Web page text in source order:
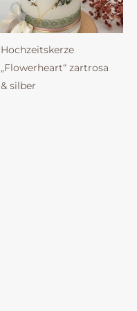
Hochzeitskerze
„Flowerheart“ zartrosa
& silber